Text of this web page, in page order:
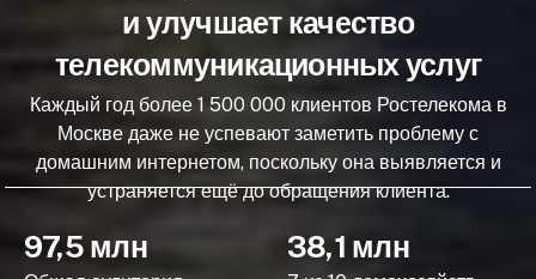
и улучшает качество
телекоммуникационных услуг
Каждый год более 1 500 000 клиентов Ростелекома в
Москве даже не успевают заметить проблему с
домашним интернетом, поскольку она выявляется и
устраняется ещё до обращения клиента.
97,5 млн 38,1 млн